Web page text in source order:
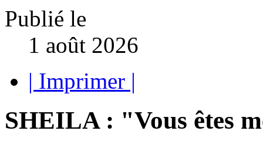
Publié le
1 août 2026
| Imprimer |
SHEILA : "Vous êtes